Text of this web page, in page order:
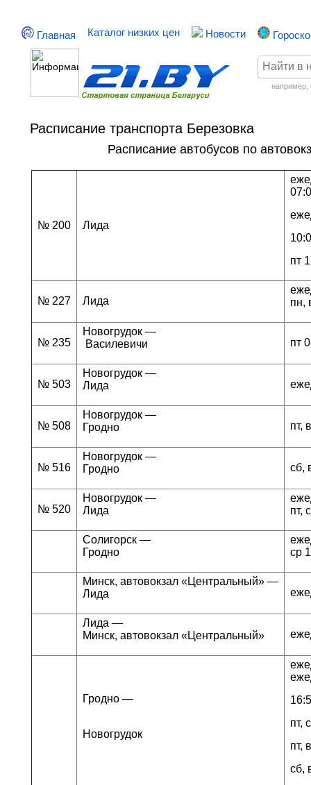
Главная Каталог низких цен Новости
например,
Расписание транспорта Березовка
Расписание автобусов по
№ 200 Лида
пт
№ 227 Лида
пн,
№ 235
Новогрудок —
Василевичи
пт
№ 503
Новогрудок —
Лида
№ 508
Новогрудок —
Гродно
пт,
№ 516
Новогрудок —
Гродно
сб,
№ 520
Новогрудок —
Лида
пт,
Солигорск —
Гродно
ср
Минск, автовокзал «Центральный» —
Лида
Лида —
Минск, автовокзал «Центральный»
Гродно —
Новогрудок
пт,
пт,
сб,